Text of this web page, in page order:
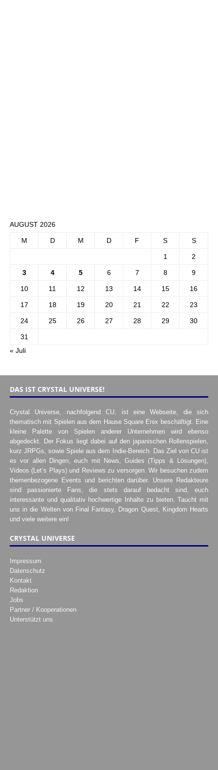
AUGUST 2026
M D M D F S S
1 2
3 4 5 6 7 8 9
10 11 12 13 14 15 16
17 18 19 20 21 22 23
24 25 26 27 28 29 30
31
« Juli
DAS IST CRYSTAL UNIVERSE!
Crystal Universe, nachfolgend CU, ist eine Webseite, die sich
thematisch mit Spielen aus dem Hause Square Enix beschäftigt. Eine
kleine Palette von Spielen anderer Unternehmen wird ebenso
abgedeckt. Der Fokus liegt dabei auf den japanischen Rollenspielen,
kurz JRPGs, sowie Spiele aus dem Indie-Bereich. Das Ziel von CU ist
es vor allen Dingen, euch mit News, Guides (Tipps & Lösungen),
Videos (Let’s Plays) und Reviews zu versorgen. Wir besuchen zudem
themenbezogene Events und berichten darüber. Unsere Redakteure
sind passionierte Fans, die stets darauf bedacht sind, euch
interessante und qualitativ hochwertige Inhalte zu bieten. Taucht mit
uns in die Welten von Final Fantasy, Dragon Quest, Kingdom Hearts
und viele weitere ein!
CRYSTAL UNIVERSE
Impressum
Datenschutz
Kontakt
Redaktion
Jobs
Partner / Kooperationen
Unterstützt uns